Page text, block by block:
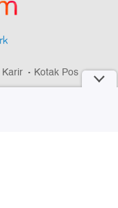
Karir
Kotak Pos
Disclaimer